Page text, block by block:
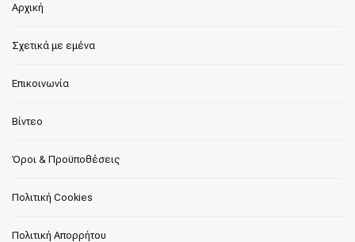
Αρχική
Σχετικά με εμένα
Επικοινωνία
Βίντεο
Όροι & Προϋποθέσεις
Πολιτική Cookies
Πολιτική Απορρήτου